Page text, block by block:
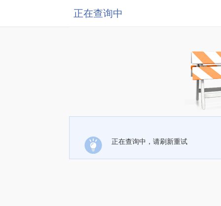
正在查询中
正在查询中，请刷新重试